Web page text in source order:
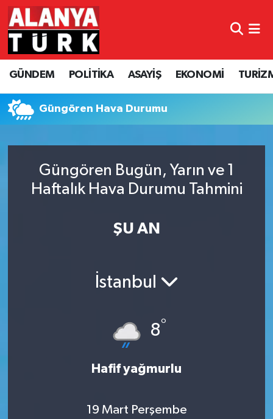
GÜNDEM POLİTİKA ASAYİŞ EKONOMİ
Güngören Hava Durumu
Güngören Bugün, Yarın ve 1
Haftalık Hava Durumu Tahmini
ŞU AN
İstanbul
8°
Hafif yağmurlu
19 Mart Perşembe
GÜNDEM
POLİTİKA
ASAYİŞ
TURİZM
Nöbetçi Eczaneler
Hava Durumu
Namaz Vakitleri
Süper Lig Puan Durumu ve Fikstür
Son Dakika Haberleri